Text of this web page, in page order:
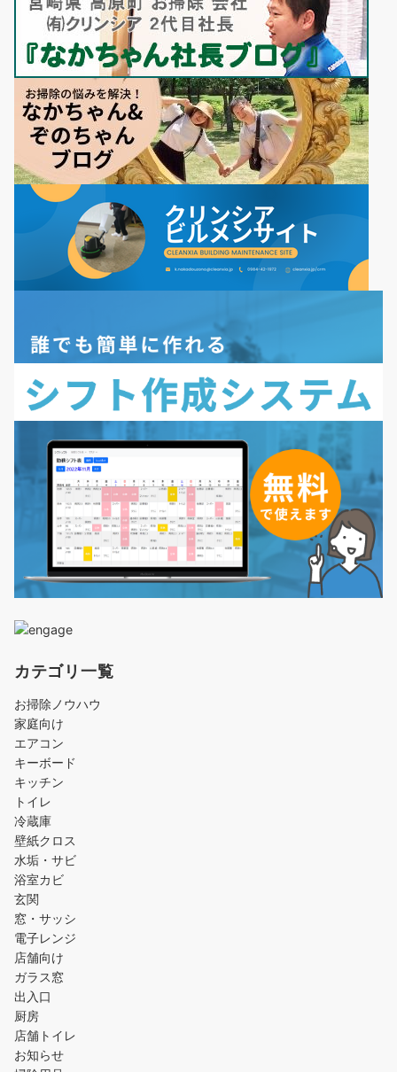
カテゴリ一覧
お掃除ノウハウ
家庭向け
エアコン
キーボード
キッチン
トイレ
冷蔵庫
壁紙クロス
水垢・サビ
浴室カビ
玄関
窓・サッシ
電子レンジ
店舗向け
ガラス窓
出入口
厨房
店舗トイレ
お知らせ